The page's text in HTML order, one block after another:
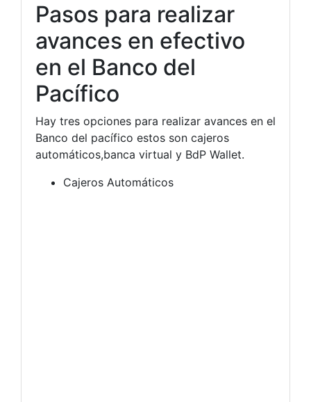
Pasos para realizar
avances en efectivo
en el Banco del
Pacífico
Hay tres opciones para realizar avances en el
Banco del pacífico estos son cajeros
automáticos,banca virtual y BdP Wallet.
Cajeros Automáticos